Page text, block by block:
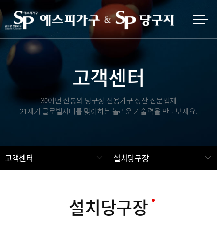
고객센터
30여년 전통의 당구장 전용가구 생산 전문업체
21세기 글로벌시대를 맞이하는 놀라운 기술력을 만나보세요.
고객센터 설치당구장
설치당구장